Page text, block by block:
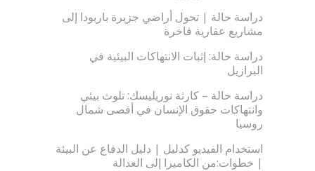
دراسة حالة | تحول أراضي جزيرة باربودا إلى
مشاريع عقارية فاخرة
دراسة حالة: إثبات الانتهاكات البيئية في
البرازيل
دراسة حالة – كارثة نوريليسك: تلوث بيئي
وانتهاكات حقوق الإنسان في أقصى شمال
روسيا
استخدام الفيديو كدليل | دليل الدفاع عن البيئة
| خطوات:من الكاميرا إلى العدالة